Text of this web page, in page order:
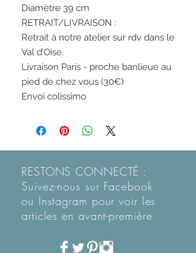
Diamètre 39 cm
RETRAIT/LIVRAISON :
Retrait à notre atelier sur rdv dans le
Val d’Oise.
Livraison Paris - proche banlieue au
pied de chez vous (30€)
Envoi colissimo
RESTONS CONNECTÉ :
Suivez-nous sur Facebook
ou Instagram pour voir les
articles en avant-première